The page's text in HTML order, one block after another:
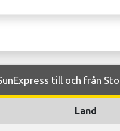
till och från
Land